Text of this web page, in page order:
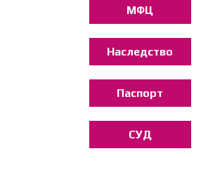
МФЦ
Наследство
Паспорт
СУД